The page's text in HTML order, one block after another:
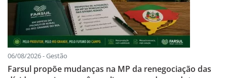
06/08/2026 - Gestão
Farsul propõe mudanças na MP da renegociação das